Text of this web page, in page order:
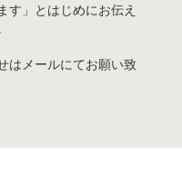
す」とはじめにお伝え
はメールにてお願い致